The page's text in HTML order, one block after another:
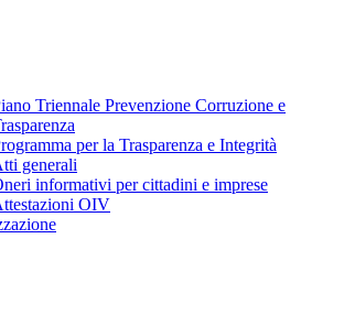
Triennale Prevenzione Corruzione e
per la Trasparenza e Integrità
generali
informativi per cittadini e imprese
OIV